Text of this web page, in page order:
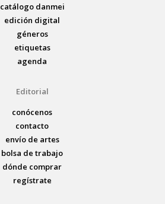
catálogo danmei
edición digital
géneros
etiquetas
agenda
Editorial
conócenos
contacto
envío de artes
bolsa de trabajo
dónde comprar
regístrate